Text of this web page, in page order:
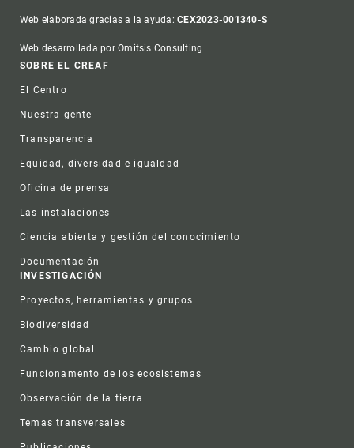
Web elaborada gracias a la ayuda:CEX2023-001340-S
Web desarrollada por Omitsis Consulting
Footer
SOBRE EL CREAF
El Centro
Nuestra gente
Transparencia
Equidad, diversidad e igualdad
Oficina de prensa
Las instalaciones
Ciencia abierta y gestión del conocimiento
Documentación
INVESTIGACIÓN
Proyectos, herramientas y grupos
Biodiversidad
Cambio global
Funcionamento de los ecosistemas
Observación de la tierra
Temas transversales